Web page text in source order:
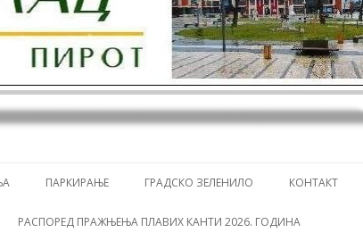
ПАРКИРАЊЕ ГРАДСКО ЗЕЛЕНИЛО КОНТАКТ
РАСПОРЕД ПРАЖЊЕЊА ПЛАВИХ КАНТИ 2026. ГОДИНА